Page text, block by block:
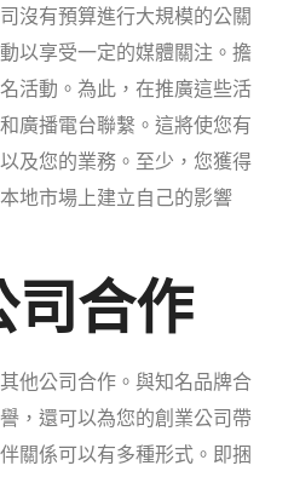
沒有預算進行大規模的公關
以享受一定的媒體關注。擔
活動。為此，在推廣這些活
廣播電台聯繫。這將使您有
及您的業務。至少，您獲得
地市場上建立自己的影響
合作
他公司合作。與知名品牌合
，還可以為您的創業公司帶
關係可以有多種形式。即捆